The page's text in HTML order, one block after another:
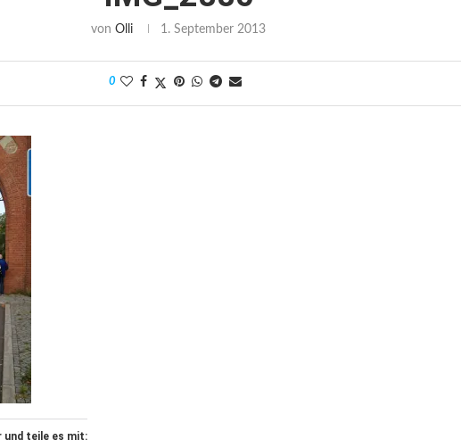
von Olli 1. September 2013
0
und teile es mit: